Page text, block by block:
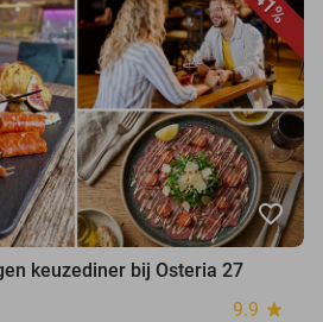
favorite_border
keuzediner bij Osteria 27
9.9 star